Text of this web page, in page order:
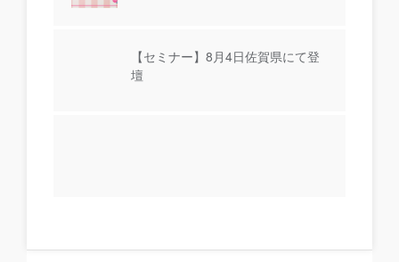
【セミナー】8月4日佐賀県にて登
壇